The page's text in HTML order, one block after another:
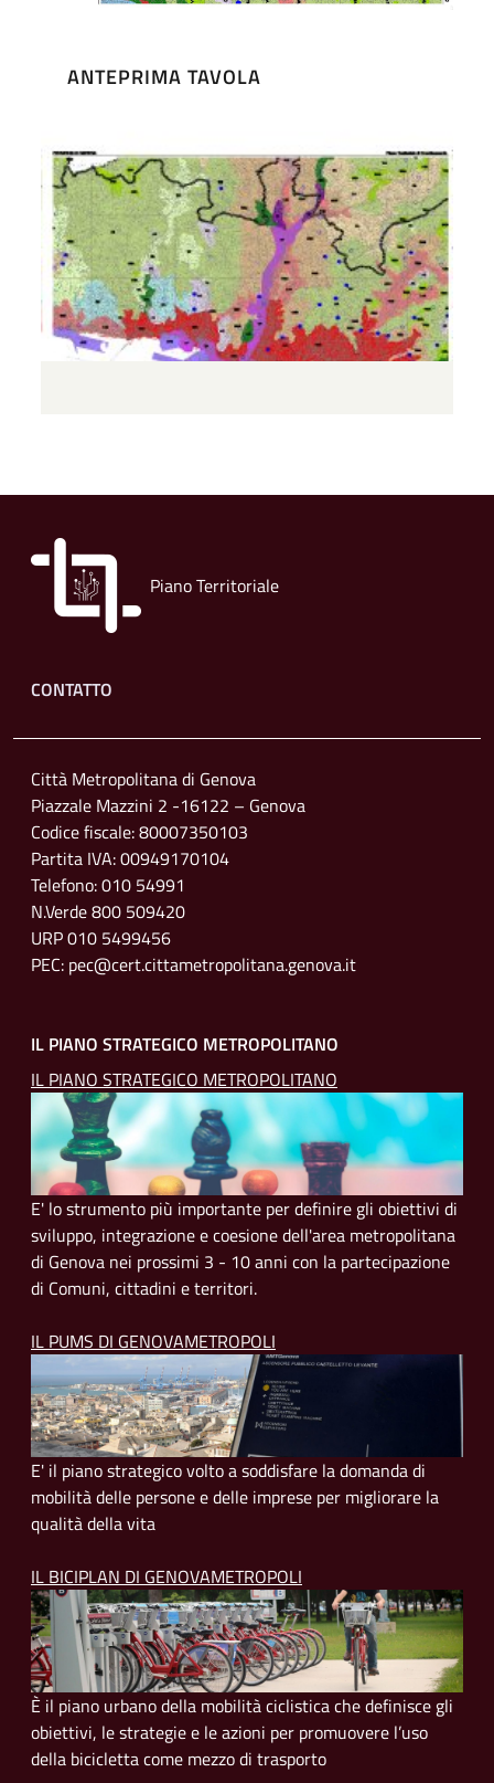
ANTEPRIMA TAVOLA
Piano Territoriale
Footer menu
CONTATTO
Città Metropolitana di Genova
Piazzale Mazzini 2 -16122 – Genova
Codice fiscale: 80007350103
Partita IVA: 00949170104
Telefono: 010 54991
N.Verde 800 509420
URP 010 5499456
PEC: pec@cert.cittametropolitana.genova.it
IL PIANO STRATEGICO METROPOLITANO
IL PIANO STRATEGICO METROPOLITANO
E' lo strumento più importante per definire gli obiettivi di
sviluppo, integrazione e coesione dell'area metropolitana
di Genova nei prossimi 3 - 10 anni con la partecipazione
di Comuni, cittadini e territori.
IL PUMS DI GENOVAMETROPOLI
E' il piano strategico volto a soddisfare la domanda di
mobilità delle persone e delle imprese per migliorare la
qualità della vita
IL BICIPLAN DI GENOVAMETROPOLI
È il piano urbano della mobilità ciclistica che definisce gli
obiettivi, le strategie e le azioni per promuovere l’uso
della bicicletta come mezzo di trasporto